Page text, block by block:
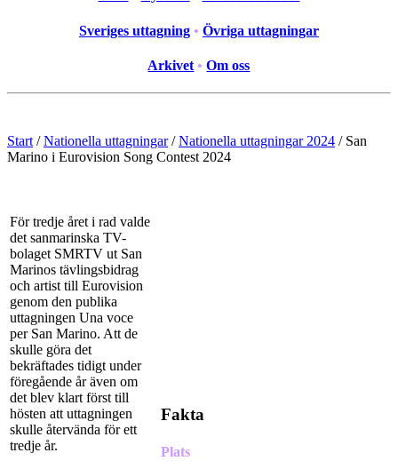
Sveriges uttagning • Övriga uttagningar
Arkivet • Om oss
Start / Nationella uttagningar / Nationella uttagningar 2024 / San
Marino i Eurovision Song Contest 2024
För tredje året i rad valde
det sanmarinska TV-
bolaget SMRTV ut San
Marinos tävlingsbidrag
och artist till Eurovision
genom den publika
uttagningen Una voce
per San Marino. Att de
skulle göra det
bekräftades tidigt under
föregående år även om
det blev klart först till
hösten att uttagningen
skulle återvända för ett
tredje år.
Fakta
Plats